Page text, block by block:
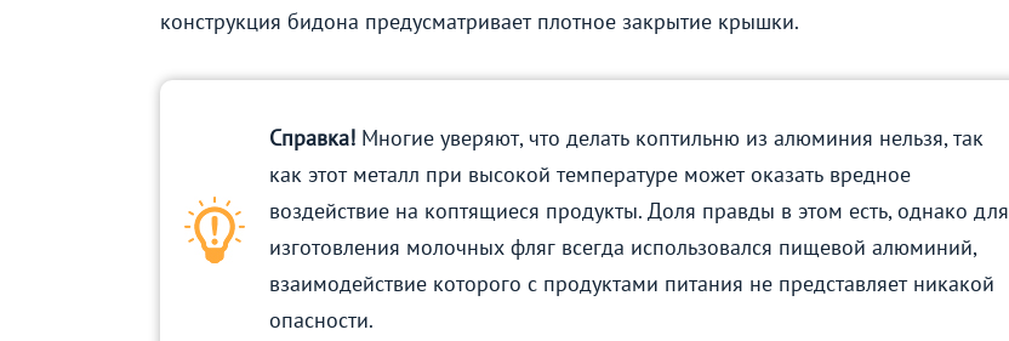
конструкция бидона предусматривает плотное закрытие крышки.
Справка! Многие уверяют, что делать коптильню из алюминия нельзя, так
как этот металл при высокой температуре может оказать вредное
воздействие на коптящиеся продукты. Доля правды в этом есть, однако для
изготовления молочных фляг всегда использовался пищевой алюминий,
взаимодействие которого с продуктами питания не представляет никакой
опасности.